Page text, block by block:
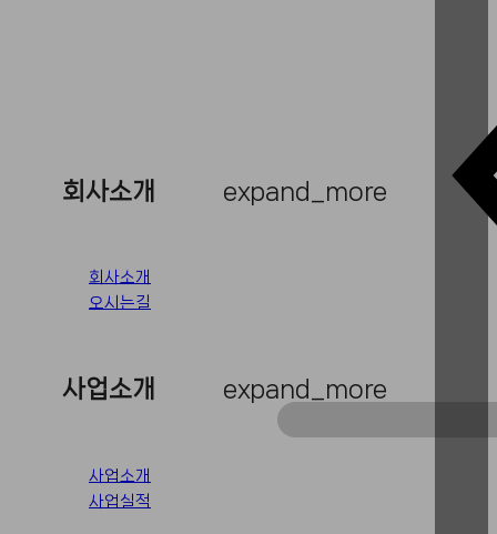
회사소개 expand_more
회사소개
오시는길
사업소개 expand_more
사업소개
사업실적